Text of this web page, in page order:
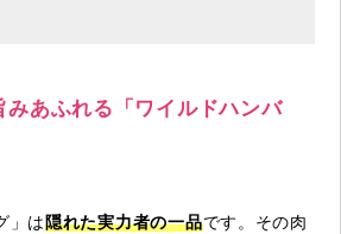
みあふれる「ワイルドハンバ
」は隠れた実力者の一品です。その肉